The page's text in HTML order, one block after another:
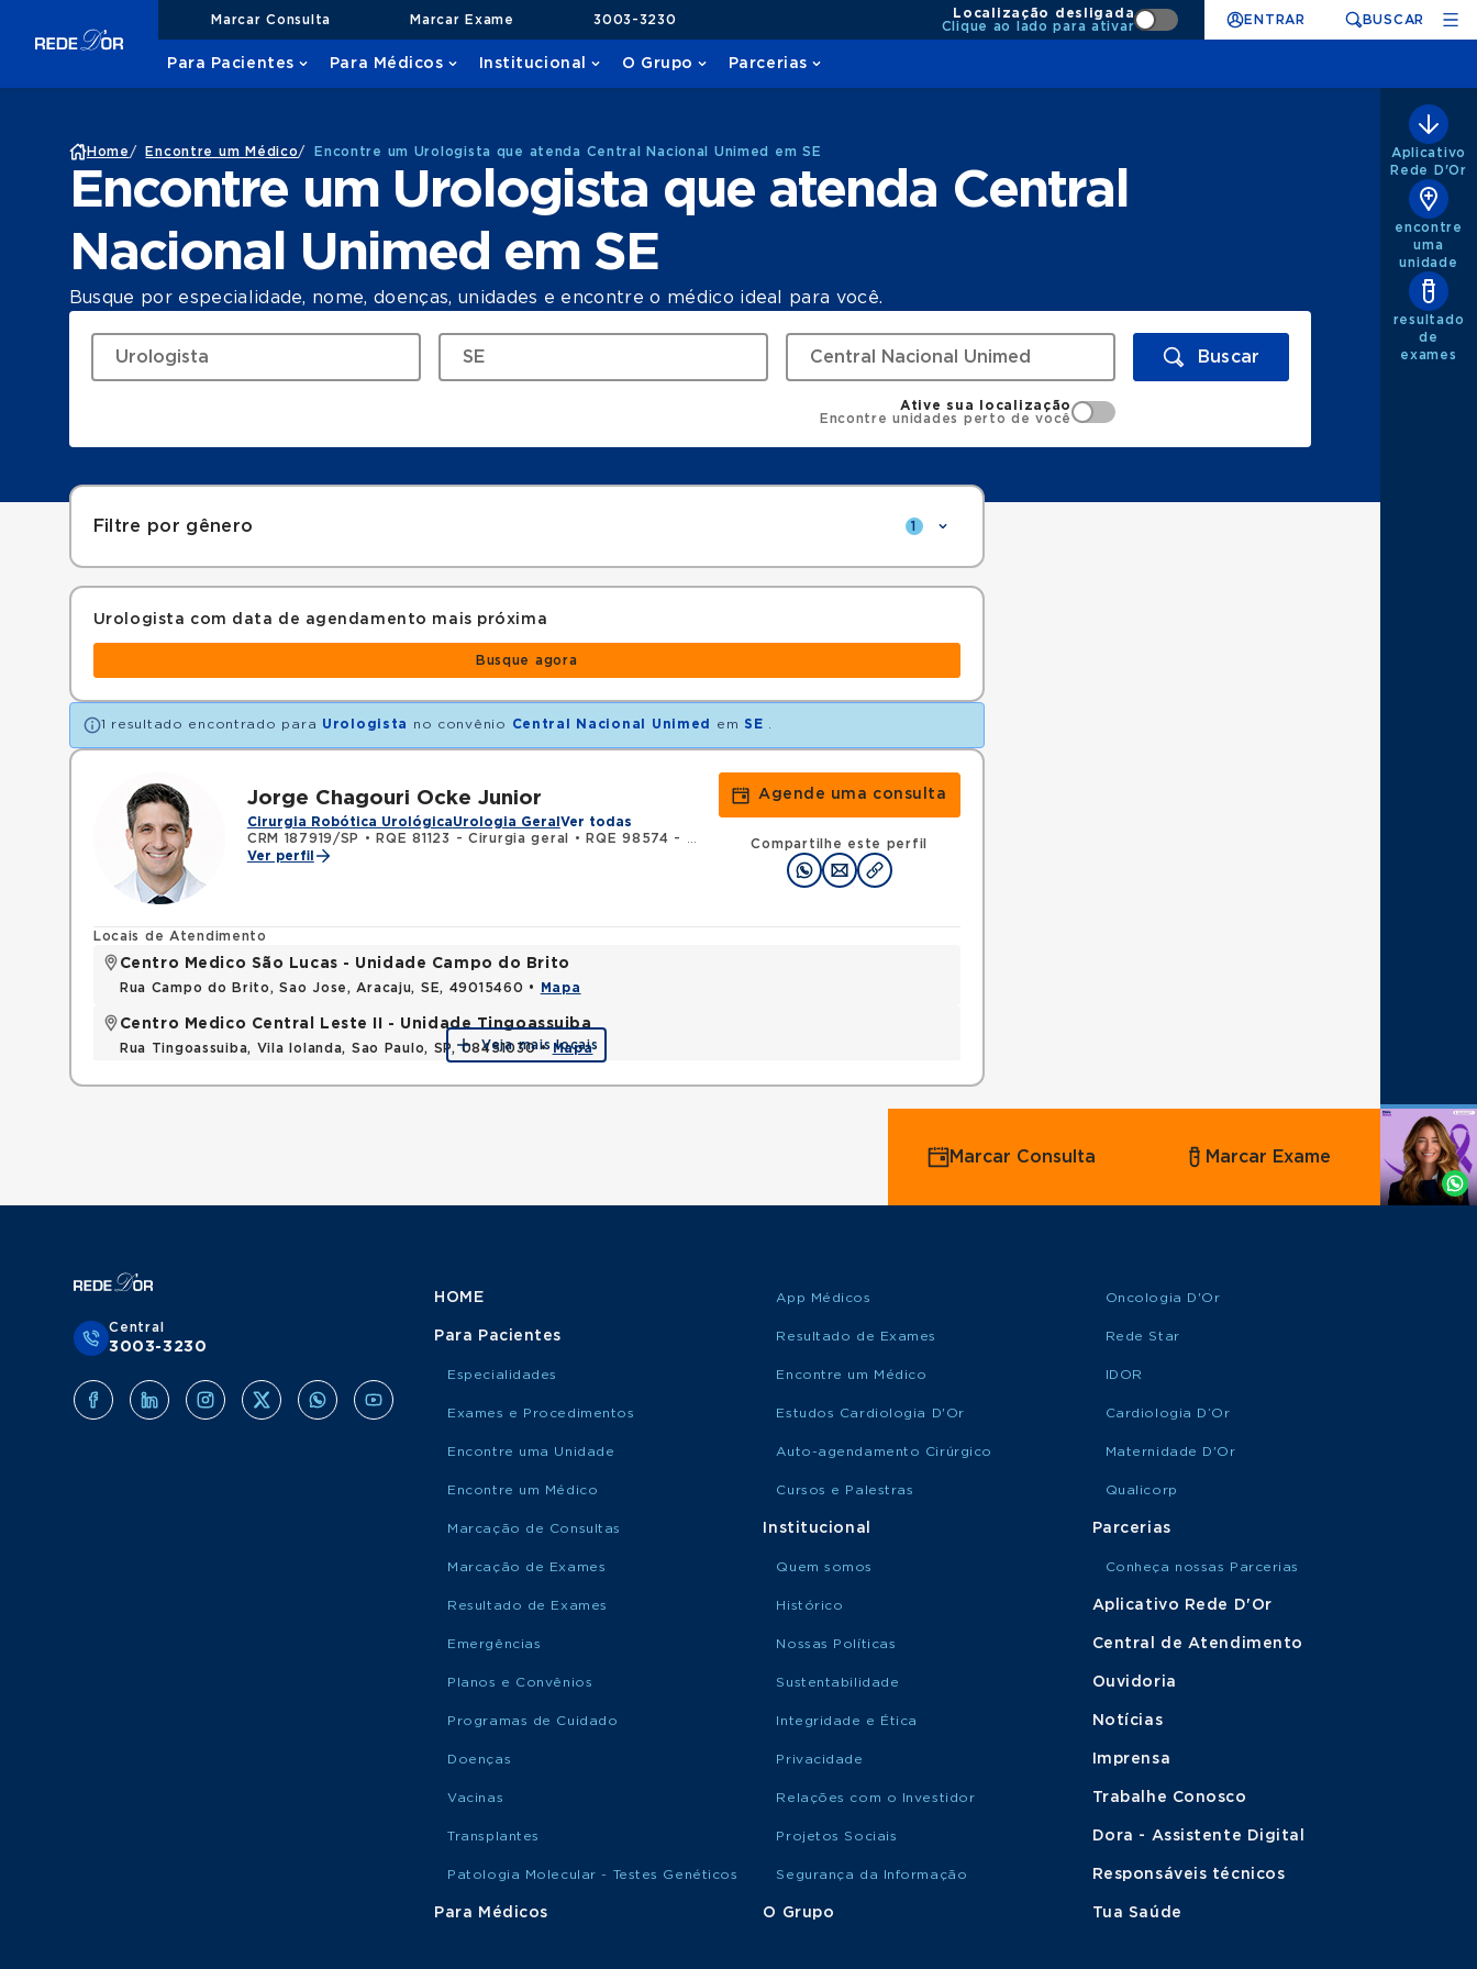
Marcar Consulta Marcar Exame 3003-3230
Localização desligada
Clique ao lado para ativar
ENTRAR BUSCAR
Para Pacientes Para Médicos Institucional O Grupo Parcerias
Home / Encontre um Médico/ Encontre um Urologista que atenda Central Nacional Unimed em SE
Encontre um Urologista que atenda Central
Nacional Unimed em SE
Busque por especialidade, nome, doenças, unidades e encontre o médico ideal para você.
Buscar
Ative sua localização
Encontre unidades perto de você
Filtre por gênero 1
Urologista com data de agendamento mais próxima
Busque agora
1 resultado encontrado para Urologista no convênio Central Nacional Unimed em SE
Jorge Chagouri Ocke Junior
Cirurgia Robótica UrológicaUrologia Geral Ver todas
CRM 187919/SP
• RQE 81123 - Cirurgia geral •
RQE 98574 - Urologia
Ver perfil
Agende uma consulta
Compartilhe este perfil
Locais de Atendimento
Centro Medico São Lucas - Unidade Campo do Brito
Rua Campo do Brito, Sao Jose, Aracaju, SE, 49015460 • Mapa
Centro Medico Central Leste II - Unidade Tingoassuiba
Rua Tingoassuiba, Vila Iolanda, Sao Paulo, SP, 08451030 • Mapa
Veja mais locais
Aplicativo
Rede D'Or
encontre
uma
unidade
resultado
de
exames
Agende
Whatsapp
Marcar Consulta Marcar Exame
Central
3003-3230
HOME
Para Pacientes
Especialidades
Exames e Procedimentos
Encontre uma Unidade
Encontre um Médico
Marcação de Consultas
Marcação de Exames
Resultado de Exames
Emergências
Planos e Convênios
Programas de Cuidado
Doenças
Vacinas
Transplantes
Patologia Molecular - Testes Genéticos
Para Médicos
App Médicos
Resultado de Exames
Encontre um Médico
Estudos Cardiologia D'Or
Auto-agendamento Cirúrgico
Cursos e Palestras
Institucional
Quem somos
Histórico
Nossas Políticas
Sustentabilidade
Integridade e Ética
Privacidade
Relações com o Investidor
Projetos Sociais
Segurança da Informação
O Grupo
Oncologia D'Or
Rede Star
IDOR
Cardiologia D’Or
Maternidade D'Or
Qualicorp
Parcerias
Conheça nossas Parcerias
Aplicativo Rede D'Or
Central de Atendimento
Ouvidoria
Notícias
Imprensa
Trabalhe Conosco
Dora - Assistente Digital
Responsáveis técnicos
Tua Saúde